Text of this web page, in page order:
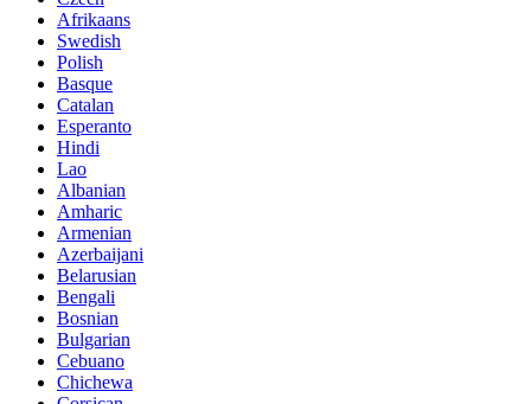
Afrikaans
Swedish
Polish
Basque
Catalan
Esperanto
Hindi
Lao
Albanian
Amharic
Armenian
Azerbaijani
Belarusian
Bengali
Bosnian
Bulgarian
Cebuano
Chichewa